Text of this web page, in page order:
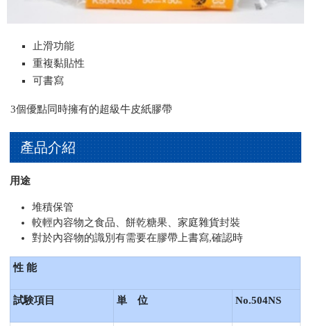
止滑功能
重複黏貼性
可書寫
3個優點同時擁有的超級牛皮紙膠帶
產品介紹
用途
堆積保管
較輕內容物之食品、餅乾糖果、家庭雜貨封裝
對於內容物的識別有需要在膠帶上書寫,確認時
性 能
試験項目 単 位 No.504NS